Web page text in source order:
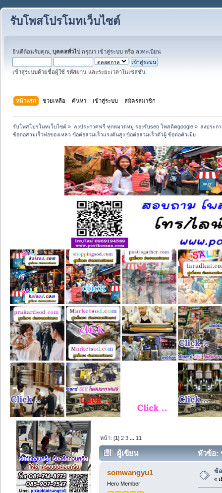
รับโพสโปรโมทเว็บไซต์
ยินดีต้อนรับคุณ, บุคคลทั่วไป กรุณา เข้าสู่ระบบ หรือ ลงทะเบียน
เข้าสู่ระบบด้วยชื่อผู้ใช้ รหัสผ่าน และระยะเวลาในเซสชั่น
หน้าแรก ช่วยเหลือ ค้นหา เข้าสู่ระบบ สมัครสมาชิก
รับโพสโปรโมทเว็บไซต์ » ลงประกาศฟรี ทุกหมวดหมู่ รองรับseo โพสติดgoogle» ลงประก
ข้อต่อสวมเร็วท่อของเหลว ข้อต่อสวมเร็วแรงดันสูง ข้อต่อสวมเร็วตัวผู้ ข้อต่อตัวเมีย
หน้า: [1]2 3 ... 11
ผู้เขียน หัวข้อ:
somwangyu1
Hero Member
ข้
«